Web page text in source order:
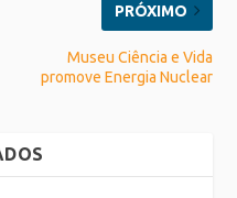
PRÓXIMO
Museu Ciência e Vida
promove Energia Nuclear